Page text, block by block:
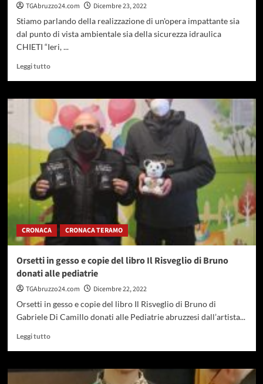
TGAbruzzo24.com
Dicembre 23, 2022
Stiamo parlando della realizzazione di un'opera impattante sia
dal punto di vista ambientale sia della sicurezza idraulica
CHIETI “Ieri, ...
Leggi tuttoLeggi
su
Megalò
2,
Febbo:
Tar
rigetta
istanza
della
Sile
costruzioni
CRONACA CRONACA TERAMO
Orsetti in gesso e copie del libro Il Risveglio di Bruno
donati alle pediatrie
TGAbruzzo24.com
Dicembre 22, 2022
Orsetti in gesso e copie del libro Il Risveglio di Bruno di
Gabriele Di Camillo donati alle Pediatrie abruzzesi dall’artista...
Leggi tuttoLeggi
su